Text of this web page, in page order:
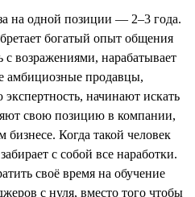
на одной позиции — 2–3 года.
богатый опыт общения
с возражениями, нарабатывает
амбициозные продавцы,
начинают искать
свою позицию в компании,
Когда такой человек
с собой все наработки.
своё время на обучение
с нуля, вместо того чтобы